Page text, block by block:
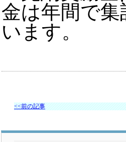
金は年間で
います。
<<前の記事